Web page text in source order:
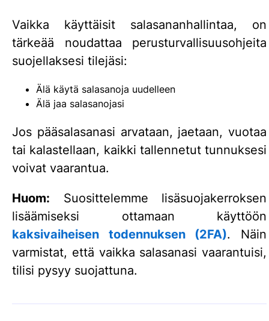
Vaikka käyttäisit salasananhallintaa, on
tärkeää noudattaa perusturvallisuusohjeita
suojellaksesi tilejäsi:
Älä käytä salasanoja uudelleen
Älä jaa salasanojasi
Jos pääsalasanasi arvataan, jaetaan, vuotaa
tai kalastellaan, kaikki tallennetut tunnuksesi
voivat vaarantua.
Huom: Suosittelemme lisäsuojakerroksen
lisäämiseksi ottamaan käyttöön
kaksivaiheisen todennuksen (2FA). Näin
varmistat, että vaikka salasanasi vaarantuisi,
tilisi pysyy suojattuna.